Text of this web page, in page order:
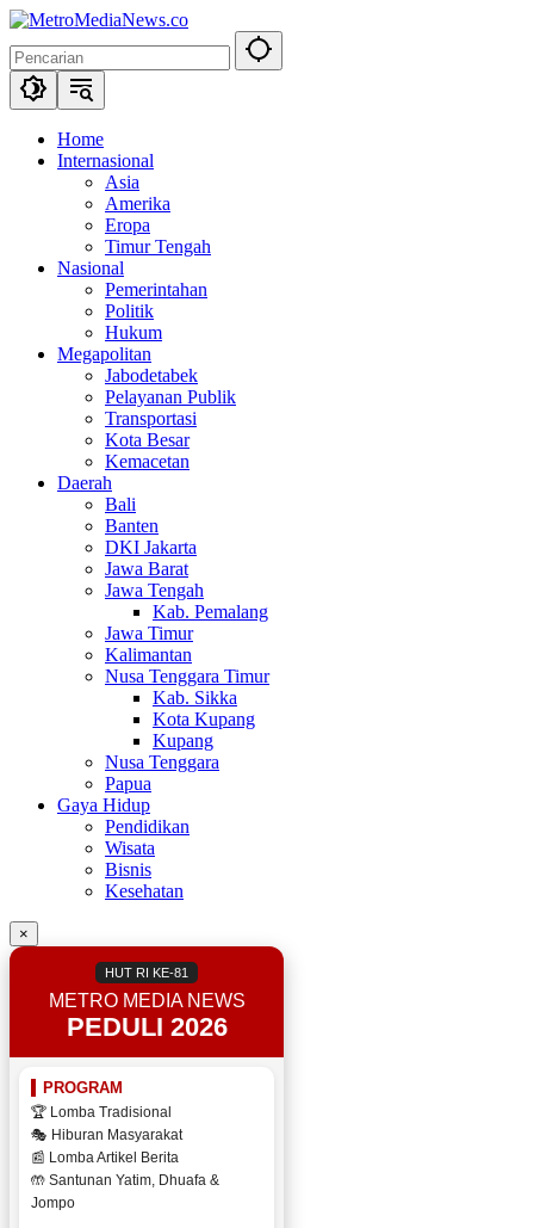
Langsung
konten
Home
Internasional
Asia
Amerika
Eropa
Timur Tengah
Nasional
Pemerintahan
Politik
Hukum
Megapolitan
Jabodetabek
Pelayanan Publik
Transportasi
Kota Besar
Kemacetan
Daerah
Bali
Banten
DKI Jakarta
Jawa Barat
Jawa Tengah
Kab. Pemalang
Jawa Timur
Kalimantan
Nusa Tenggara Timur
Kab. Sikka
Kota Kupang
Kupang
Nusa Tenggara
Papua
Gaya Hidup
Pendidikan
Wisata
Bisnis
Kesehatan
×
HUT RI KE-81
METRO MEDIA NEWS
PEDULI 2026
PROGRAM
🏆 Lomba Tradisional
🎭 Hiburan Masyarakat
📰 Lomba Artikel Berita
🤲 Santunan Yatim, Dhuafa &
Jompo